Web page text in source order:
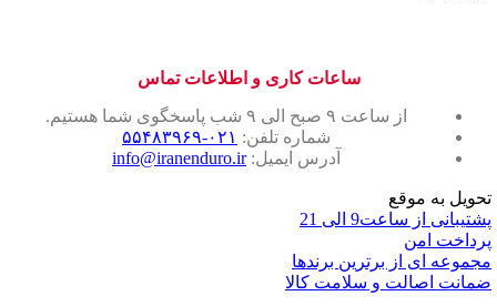
ساعات کاری و اطلاعات تماس
از ساعت ۹ صبح الی ۹ شب پاسخگوی شما هستیم.
شماره تلفن: ۰۲۱-۵۵۴۸۳۹۶۹
آدرس ایمیل:info@iranenduro.ir
تحویل به موقع
پشتیبانی از ساعت9 الی 21
پرداخت امن
مجموعه ای از برترین برندها
ضمانت اصالت و سلامت کالا